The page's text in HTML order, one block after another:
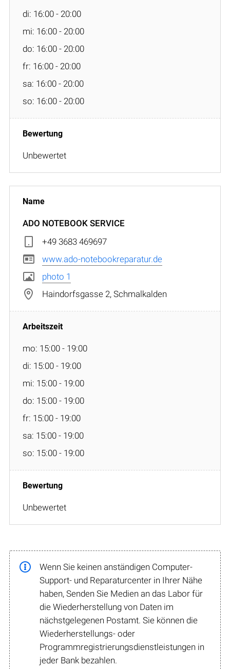
di: 16:00 - 20:00
mi: 16:00 - 20:00
do: 16:00 - 20:00
fr: 16:00 - 20:00
sa: 16:00 - 20:00
so: 16:00 - 20:00
Unbewertet
ADO NOTEBOOK SERVICE
+49 3683 469697
www.ado-notebookreparatur.de
photo 1
Haindorfsgasse 2, Schmalkalden
mo: 15:00 - 19:00
di: 15:00 - 19:00
mi: 15:00 - 19:00
do: 15:00 - 19:00
fr: 15:00 - 19:00
sa: 15:00 - 19:00
so: 15:00 - 19:00
Unbewertet
Wenn Sie keinen anständigen Computer-
Support- und Reparaturcenter in Ihrer Nähe
haben, Senden Sie Medien an das Labor für
die Wiederherstellung von Daten im
nächstgelegenen Postamt. Sie können die
Wiederherstellungs- oder
Programmregistrierungsdienstleistungen in
jeder Bank bezahlen.